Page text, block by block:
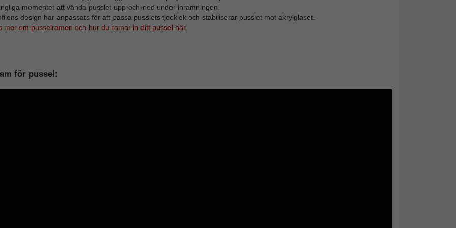
momentet att vända pusslet upp-och-ned under inramningen.
design har anpassats för att passa pusslets tjocklek och stabiliserar pusslet mot akrylglaset.
mer om pusselramen och hur du ramar in ditt pussel här.
för pussel: